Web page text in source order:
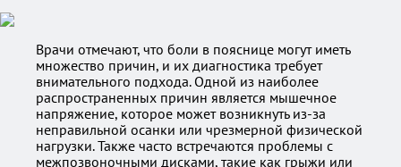
Врачи отмечают, что боли в пояснице могут иметь
множество причин, и их диагностика требует
внимательного подхода. Одной из наиболее
распространенных причин является мышечное
напряжение, которое может возникнуть из-за
неправильной осанки или чрезмерной физической
нагрузки. Также часто встречаются проблемы с
межпозвоночными дисками, такие как грыжи или